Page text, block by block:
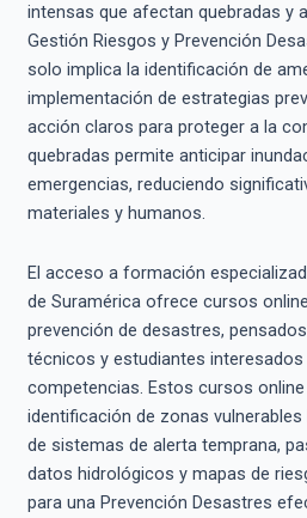
intensas que afectan quebradas y
Gestión Riesgos y Prevención
solo implica la identificación de
implementación de estrategias
acción claros para proteger a la
quebradas permite anticipar
emergencias, reduciendo
materiales y humanos.
El acceso a formación
de Suramérica ofrece cursos
prevención de desastres,
técnicos y estudiantes
competencias. Estos cursos
identificación de zonas
de sistemas de alerta temprana,
datos hidrológicos y mapas de
para una Prevención Desastres